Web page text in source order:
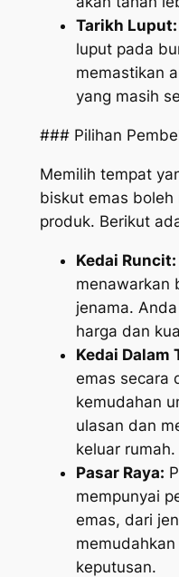
Tarikh Luput:
luput pada
memastikan
yang masih
### Pilihan
Memilih tempat
biskut emas boleh
produk. Berikut
Kedai Runcit:
menawarkan
jenama.
harga dan
Kedai Dalam
emas secara
kemudahan
ulasan dan
keluar rumah.
Pasar Raya:
mempunyai
emas, dari
keputusan.